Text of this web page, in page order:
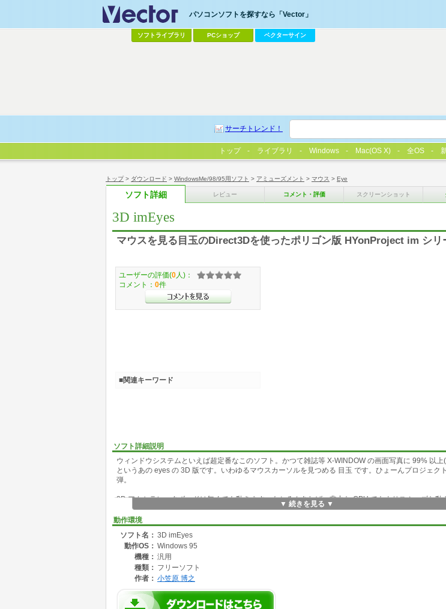
トップ> ダウンロード > WindowsMe/98/95用ソフト > アミューズメント > マウス > Eye
ソフト詳細 レビュー コメント・評価 スクリーンショット
3D imEyes
マウスを見る目玉のDirect3Dを使ったポリゴン版 HYonProject im シリ
ソフト詳細説明
ウィンドウシステムといえば超定番なこのソフト。かつて雑誌等 X-WINDOW の画面写真に 99% 以
というあの eyes の 3D 版です。いわゆるマウスカーソルを見つめる 目玉 です。ひょーんプロジェク
弾。
3D アクセラレータボードは無くても動きます。もちろんあれば、非力な CPU でもよりスムーズな動
面になります。DirectX が必要なので、DirectX(DirectX5以降) を別途入手し、あらかじめインストール
さい。
v1.00→1.10 の変更点 : 一部データファイル入れ替えに伴う微修正のみ
▼ 続きを見る ▼
動作環境
ソフト名： 3D imEyes
動作OS： Windows 95
機種： 汎用
種類： フリーソフト
作者： 小笠原 博之
ユーザーの評価(0 人)：
コメント： 0件
■関連キーワード
パソコンソフトを探すなら「Vector」
ソフトライブラリ PCショップ ベクターサイン
サーチトレンド！
トップ ライブラリ Windows Mac(OS X) 全OS